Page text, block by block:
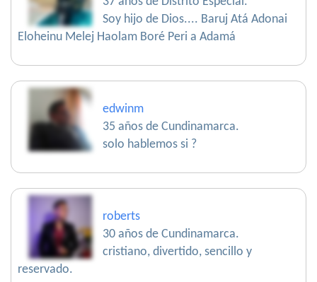
Soy hijo de Dios.... Baruj Atá Adonai
Eloheinu Melej Haolam Boré Peri a Adamá
edwinm
35 años de Cundinamarca.
solo hablemos si ?
roberts
30 años de Cundinamarca.
cristiano, divertido, sencillo y
reservado.